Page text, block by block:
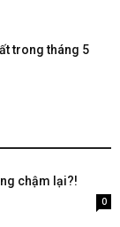
trong tháng 5
chậm lại?!
0